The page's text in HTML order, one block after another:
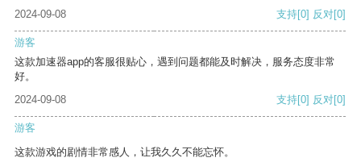
2024-09-08
支持[0] 反对[0]
游客
这款加速器app的客服很贴心，遇到问题都能及时解决，服务态度非常
好。
2024-09-08
支持[0] 反对[0]
游客
这款游戏的剧情非常感人，让我久久不能忘怀。